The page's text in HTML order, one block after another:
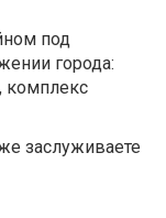
под
города:
комплекс
заслуживаете